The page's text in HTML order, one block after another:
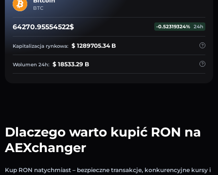
BTC
64270.95554522$ -0.52319324% 24h
Kapitalizacja rynkowa: $ 1289705.34 B
Wolumen 24h: $ 18533.29 B
Dlaczego warto kupić RON na
AEXchanger
Kup RON natychmiast – bezpieczne transakcje, konkurencyjne kursy i